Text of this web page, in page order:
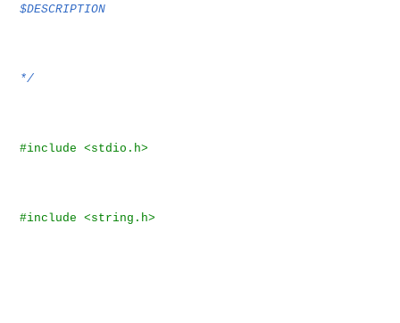
$DESCRIPTION
*/
#include <stdio.h>
#include <string.h>